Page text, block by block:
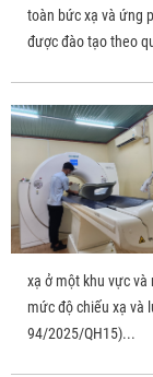
toàn bức xạ và ứng
được đào tạo theo
xạ ở một khu vực
mức độ chiếu xạ và
94/2025/QH15)...